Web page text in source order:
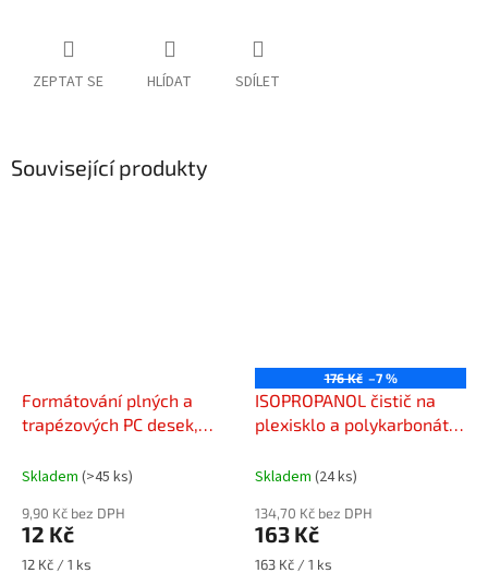
ZEPTAT SE HLÍDAT SDÍLET
Související produkty
Formátování plných a
trapézových PC desek,
za 1ks
Skladem (>45 ks)
9,90 Kč bez DPH
12 Kč
Měrná
12 Kč / 1 ks
176 Kč –7 %
ISOPROPANOL čistič na
plexisklo a polykarbonát
Skladem (24 ks)
134,70 Kč bez DPH
163 Kč
Měrná
163 Kč / 1 ks